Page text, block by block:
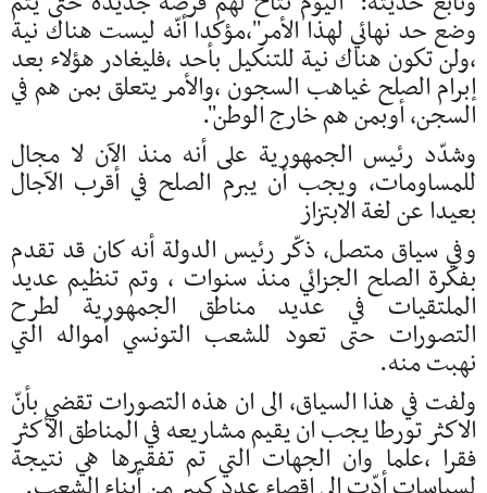
وضع حد نهائي لهذا الأمر''،مؤكدا أنّه ليست هناك نية
،ولن تكون هناك نية للتنكيل بأحد ،فليغادر هؤلاء بعد
إبرام الصلح غياهب السجون ،والأمر يتعلق بمن هم في
السجن، أوبمن هم خارج الوطن''.
وشدّد رئيس الجمهورية على أنه منذ الآن لا مجال
للمساومات، ويجب أن يبرم الصلح في أقرب الآجال
بعيدا عن لغة الابتزاز
وفي سياق متصل، ذكّر رئيس الدولة أنه كان قد تقدم
بفكرة الصلح الجزائي منذ سنوات ، وتم تنظيم عديد
الملتقيات في عديد مناطق الجمهورية لطرح
التصورات حتى تعود للشعب التونسي أمواله التي
نهبت منه.
ولفت في هذا السياق، الى ان هذه التصورات تقضي بأنّ
الاكثر تورطا يجب ان يقيم مشاريعه في المناطق الأكثر
فقرا ،علما وان الجهات التي تم تفقيرها هي نتيجة